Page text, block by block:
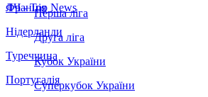
Франція
Нідерланди
Туреччина
Португалія
ЛЧ - Top News
Перша ліга
Друга ліга
Кубок України
Суперкубок України